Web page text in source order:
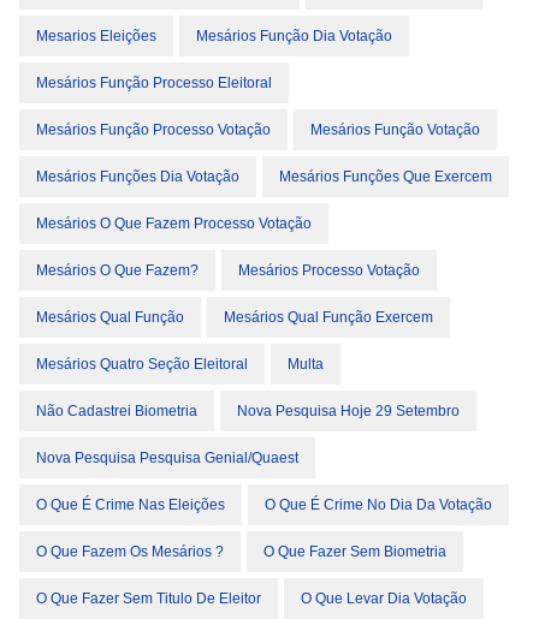
Mesarios Eleições Mesários Função Dia Votação
Mesários Função Processo Eleitoral
Mesários Função Processo Votação Mesários Função Votação
Mesários Funções Dia Votação Mesários Funções Que Exercem
Mesários O Que Fazem Processo Votação
Mesários O Que Fazem? Mesários Processo Votação
Mesários Qual Função Mesários Qual Função Exercem
Mesários Quatro Seção Eleitoral Multa
Não Cadastrei Biometria Nova Pesquisa Hoje 29 Setembro
Nova Pesquisa Pesquisa Genial/Quaest
O Que É Crime Nas Eleições O Que É Crime No Dia Da Votação
O Que Fazem Os Mesários ? O Que Fazer Sem Biometria
O Que Fazer Sem Titulo De Eleitor O Que Levar Dia Votação